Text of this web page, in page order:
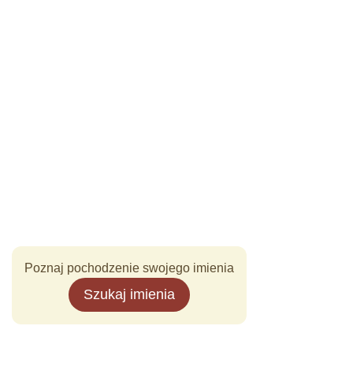
Poznaj pochodzenie swojego imienia
Szukaj imienia